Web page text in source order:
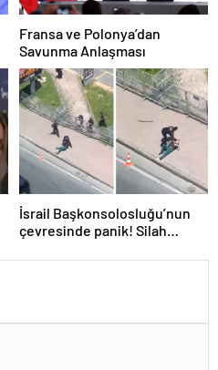
Fransa ve Polonya’dan
Savunma Anlaşması
İsrail Başkonsolosluğu’nun
çevresinde panik! Silah
açıklama geldi